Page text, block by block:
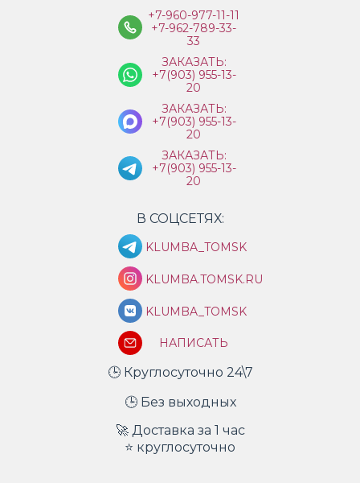
+7-960-977-11-11
+7-962-789-33-
33
ЗАКАЗАТЬ:
+7(903) 955-13-
20
ЗАКАЗАТЬ:
+7(903) 955-13-
20
ЗАКАЗАТЬ:
+7(903) 955-13-
20
В СОЦСЕТЯХ:
KLUMBA_TOMSK
KLUMBA.TOMSK.RU
KLUMBA_TOMSK
НАПИСАТЬ
🕒 Круглосуточно 24\7
🕒 Без выходных
🚀 Доставка за 1 час
⭐ круглосуточно